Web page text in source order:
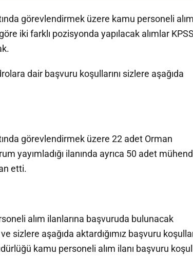
görevlendirmek üzere kamu personeli
iki farklı pozisyonda yapılacak alımlar KPSS
dair başvuru koşullarını sizlere aşağıda
görevlendirmek üzere 22 adet Orman
yayımladığı ilanında ayrıca 50 adet
etti.
alım ilanlarına başvuruda bulunacak
sizlere aşağıda aktardığımız başvuru
kamu personeli alım ilanı başvuru